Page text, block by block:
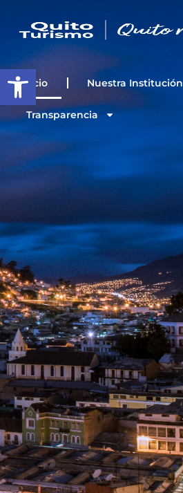
Open toolbar
Inicio Nuestra Institución
Transparencia